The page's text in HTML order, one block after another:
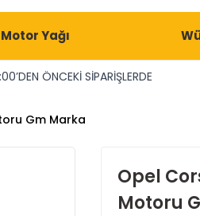
Motor Yağı
ÖNCEKİ SİPARİŞLERDE
Gm Marka
Opel
Motoru